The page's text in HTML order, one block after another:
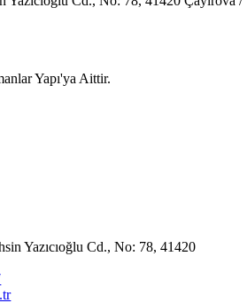
Yapı'ya Aittir.
Yazıcıoğlu Cd., No: 78, 41420